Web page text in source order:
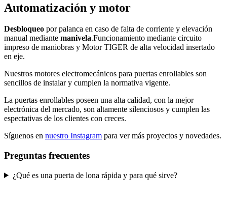
Automatización y motor
Desbloqueo por palanca en caso de falta de corriente y elevación
manual mediante manivela.Funcionamiento mediante circuito
impreso de maniobras y MotorTIGER de alta velocidad insertado
en eje.
Nuestros motores electromecánicos para puertas enrollables son
sencillos de instalar y cumplen la normativa vigente.
La puertas enrollables poseen una alta calidad, con la mejor
electrónica del mercado, son altamente silenciosos y cumplen las
espectativas de los clientes con creces.
Síguenos en nuestro Instagram para ver más proyectos y novedades.
Preguntas frecuentes
¿Qué es una puerta de lona rápida y para qué sirve?